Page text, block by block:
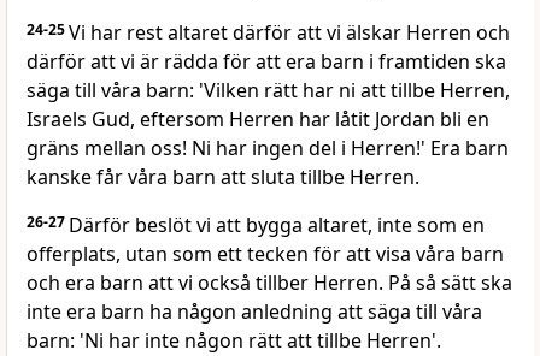
24-25Vi har rest altaret därför att vi älskar Herren och
därför att vi är rädda för att era barn i framtiden ska
säga till våra barn: 'Vilken rätt har ni att tillbe Herren,
Israels Gud, eftersom Herren har låtit Jordan bli en
gräns mellan oss! Ni har ingen del i Herren!' Era barn
kanske får våra barn att sluta tillbe Herren.
26-27 Därför beslöt vi att bygga altaret, inte som en
offerplats, utan som ett tecken för att visa våra barn
och era barn att vi också tillber Herren. På så sätt ska
inte era barn ha någon anledning att säga till våra
barn: 'Ni har inte någon rätt att tillbe Herren'.